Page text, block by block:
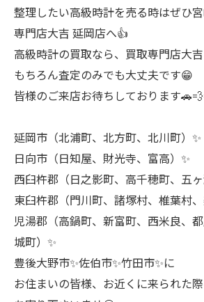
整理したい高級時計を売る時はぜひ
専門店大吉 延岡店へ👍
高級時計の買取なら、買取専門店大吉
もちろん査定のみでも大丈夫です😁
皆様のご来店お待ちしております
延岡市（北浦町、北方町、北川町）✨
日向市（日知屋、財光寺、富高）✨
西臼杵郡（日之影町、高千穂町、五
東臼杵郡（門川町、諸塚村、椎葉村
児湯郡（高鍋町、新富町、西米良、
城町）✨
豊後大野市✨佐伯市✨竹田市✨に
お住まいの皆様、お近くに来られた